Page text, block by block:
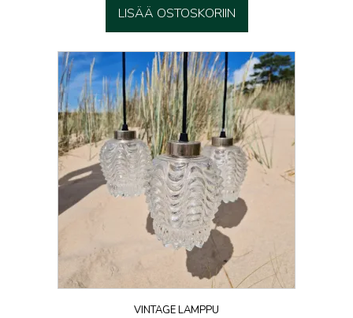
LISÄÄ OSTOSKORIIN
VINTAGE LAMPPU